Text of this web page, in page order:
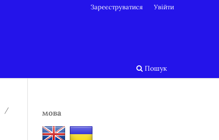
Пошук
Зареєструватися Увійти
/
мова